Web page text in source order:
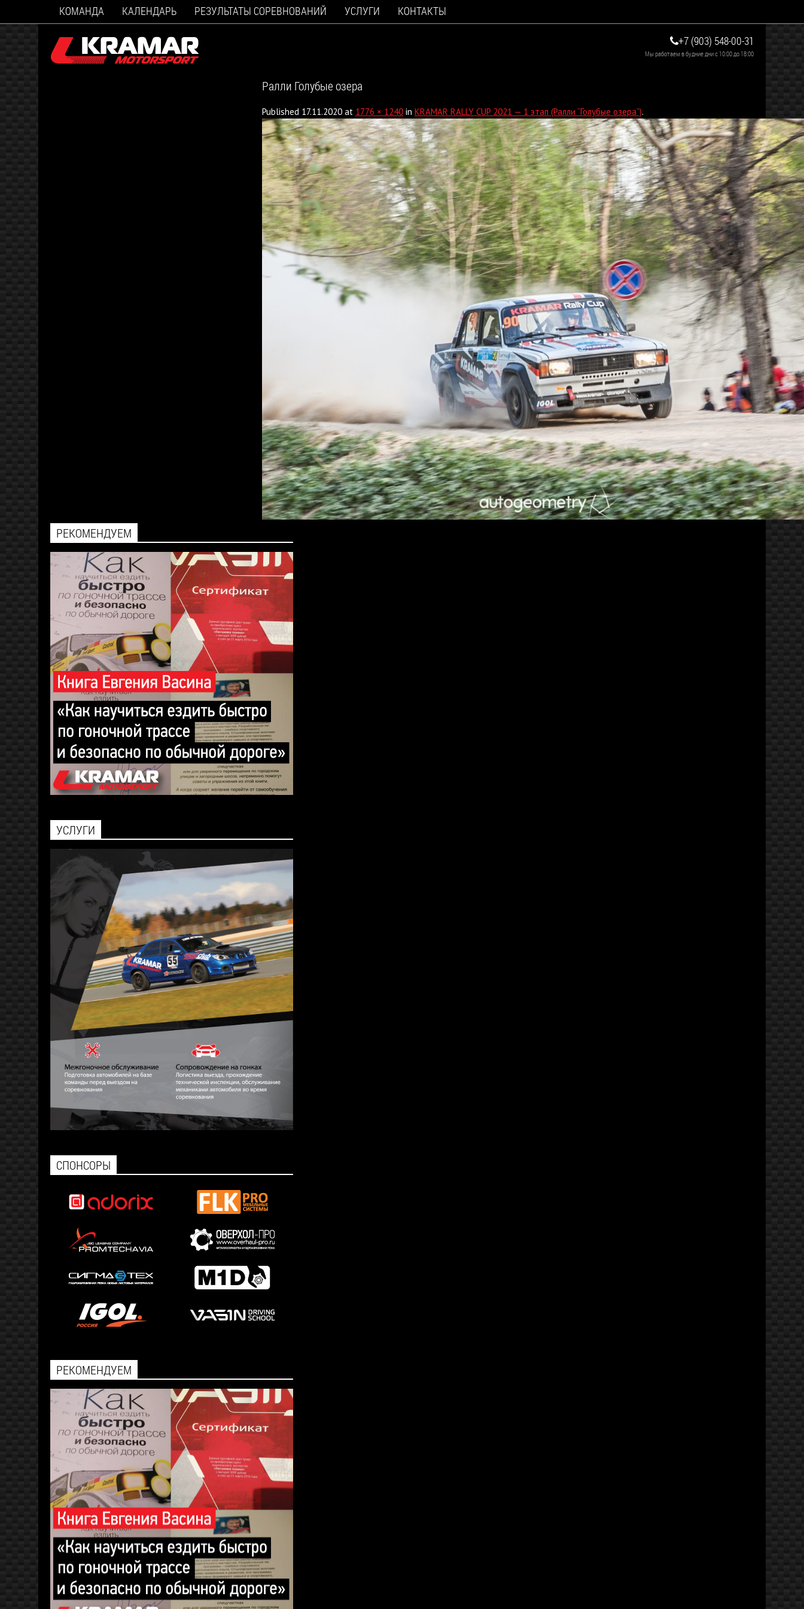
КОМАНДА КАЛЕНДАРЬ РЕЗУЛЬТАТЫ СОРЕВНОВАНИЙ УСЛУГИ КОНТАКТЫ
+7 (903) 548-00-31
Мы работаем в будние дни с 10:00 до 18:00
Ралли Голубые озера
Published 17.11.2020at 1776 × 1240in KRAMAR RALLY CUP 2021 — 1 этап (Ралли “Голубые озера”).
РЕКОМЕНДУЕМ
УСЛУГИ
СПОНСОРЫ
РЕКОМЕНДУЕМ